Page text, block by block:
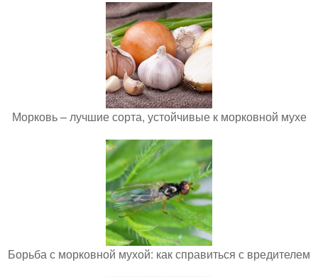
Морковь – лучшие сорта, устойчивые к морковной мухе
Борьба с морковной мухой: как справиться с вредителем